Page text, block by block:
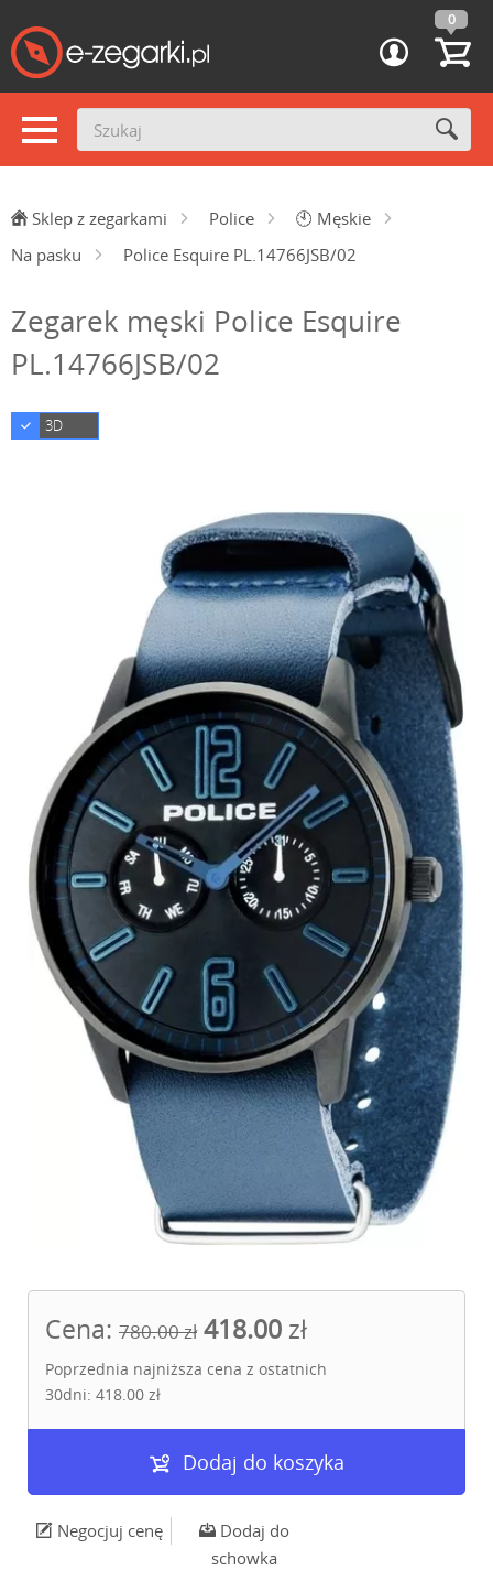
0
Sklep z zegarkami Police 🕙 Męskie
Na pasku
Police Esquire PL.14766JSB/02
Zegarek męski Police Esquire
PL.14766JSB/02
Cena: 780.00 zł 418.00 zł
Poprzednia najniższa cena z ostatnich
30dni: 418.00 zł
Dodaj do koszyka
Negocjuj cenę
Dodaj do
schowka